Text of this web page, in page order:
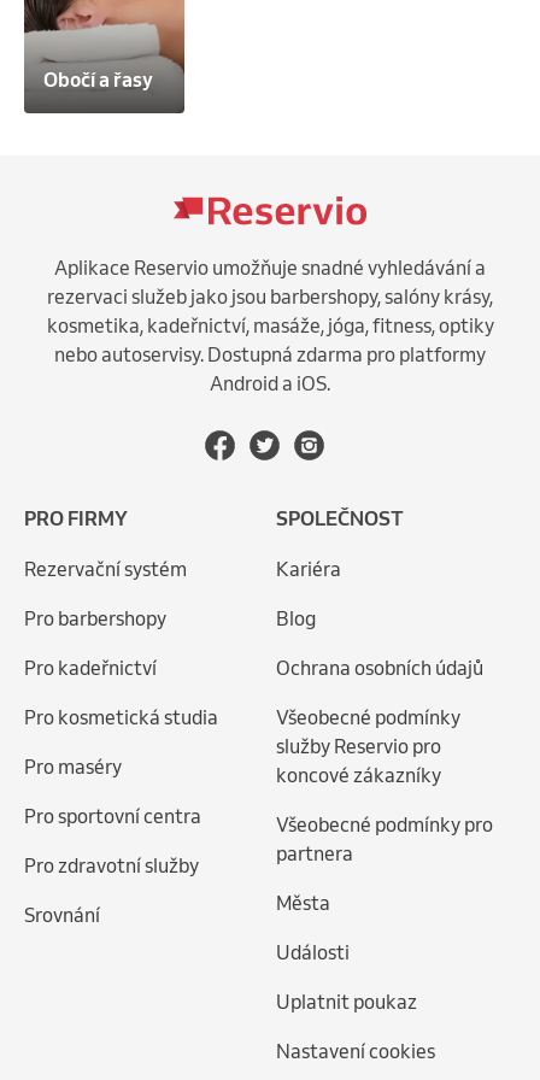
Obočí a řasy
Aplikace Reservio umožňuje snadné vyhledávání a
rezervaci služeb jako jsou barbershopy, salóny krásy,
kosmetika, kadeřnictví, masáže, jóga, fitness, optiky
nebo autoservisy. Dostupná zdarma pro platformy
Android a iOS.
PRO FIRMY
Rezervační systém
Pro barbershopy
Pro kadeřnictví
Pro kosmetická studia
Pro maséry
Pro sportovní centra
Pro zdravotní služby
Srovnání
SPOLEČNOST
Kariéra
Blog
Ochrana osobních údajů
Všeobecné podmínky
služby Reservio pro
koncové zákazníky
Všeobecné podmínky pro
partnera
Města
Události
Uplatnit poukaz
Nastavení cookies